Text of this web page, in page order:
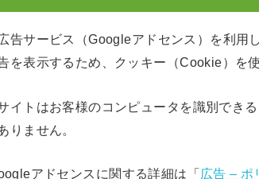
告サービス（Googleアドセンス）を利用
を表示するため、クッキー（Cookie）を
イトはお客様のコンピュータを識別でき
りません。
アドセンスに関する詳細は「広告 – ポ